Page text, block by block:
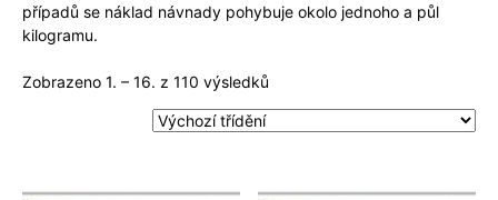
případů se náklad návnady pohybuje okolo jednoho a půl
kilogramu.
Zobrazeno 1. – 16. z 110 výsledků